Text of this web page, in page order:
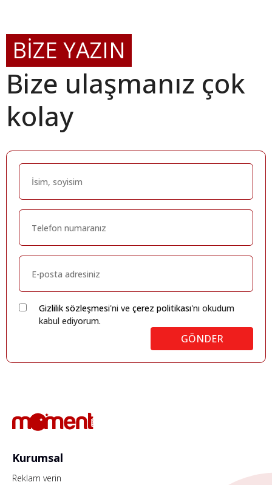
BİZE YAZIN
Bize ulaşmanız çok
kolay
Gizlilik sözleşmesi'ni ve çerez politikası'nı okudum
kabul ediyorum.
GÖNDER
Kurumsal
Reklam verin